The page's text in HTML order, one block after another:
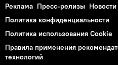
Реклама Пресс-релизы
Политика конфиденциальности
Политика использования Cookie
Правила применения
технологий